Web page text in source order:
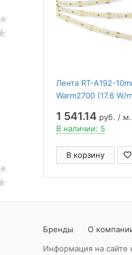
Лента RT-A192-
Warm2700 (17.6 W/
высок.эфф.150 лм/
1 541.14 руб. / м.
В наличии: 5
В корзину
Бренды О
Информация на сайте